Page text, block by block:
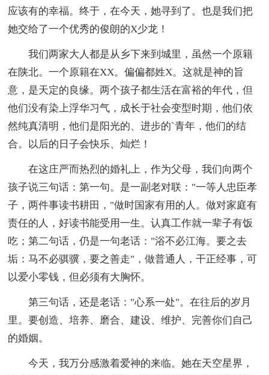
应该有的幸福。终于，在今天，她寻到了。也是我们把
她交给了一个优秀的俊朗的X少龙！
我们两家大人都是从乡下来到城里，虽然一个原籍
在陕北。一个原籍在XX。偏偏都姓X。这就是神的旨
意，是天定的良缘。两个孩子都生活在富裕的年代，但
他们没有染上浮华习气，成长于社会变型时期，他们依
然纯真清明，他们是阳光的、进步的`青年，他们的结
合。以后的日子会快乐、灿烂！
在这庄严而热烈的婚礼上，作为父母，我们向两个
孩子说三句话：第一句。是一副老对联："一等人忠臣孝
子，两件事读书耕田，"做时国家有用的人。做对家庭有
责任的人，好读书能受用一生。认真工作就一辈子有饭
吃；第二句话，仍是一句老话："浴不必江海。要之去
垢：马不必骐骥，要之善走"，做普通人，干正经事，可
以爱小零钱，但必须有大胸怀。
第三句话，还是老话："心系一处"。在往后的岁月
里。要创造、培养、磨合、建设、维护、完善你们自己
的婚姻。
今天，我万分感激着爱神的来临。她在天空星界，